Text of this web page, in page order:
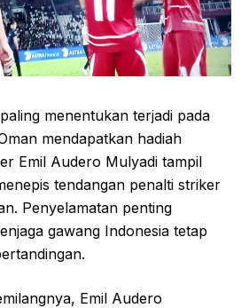
menentukan terjadi pada
mendapatkan hadiah
Emil Audero Mulyadi tampil
tendangan penalti striker
Penyelamatan penting
gawang Indonesia tetap
Emil Audero